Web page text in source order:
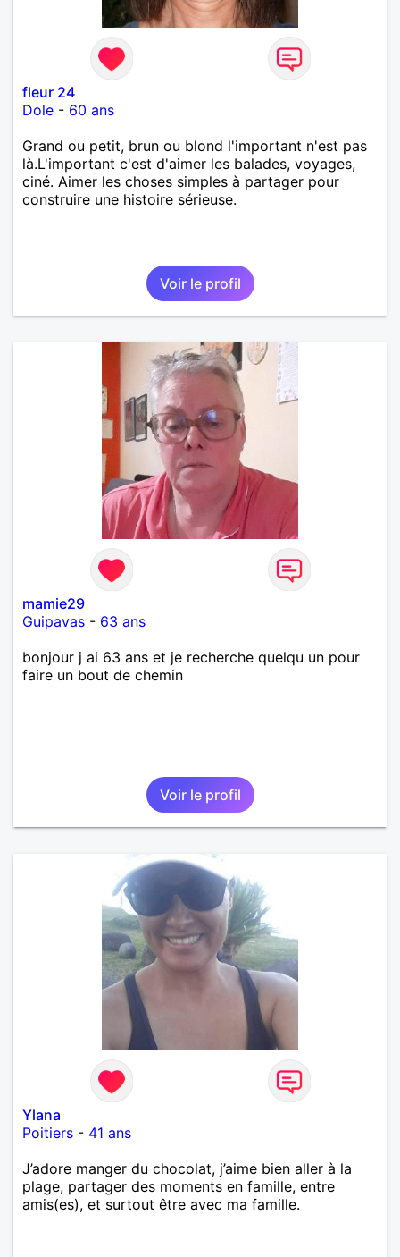
fleur 24
Dole - 60 ans
Grand ou petit, brun ou blond l'important n'est pas
là.L'important c'est d'aimer les balades, voyages,
ciné. Aimer les choses simples à partager pour
construire une histoire sérieuse.
Voir le profil
mamie29
Guipavas - 63 ans
bonjour j ai 63 ans et je recherche quelqu un pour
faire un bout de chemin
Voir le profil
Ylana
Poitiers - 41 ans
J’adore manger du chocolat, j’aime bien aller à la
plage, partager des moments en famille, entre
amis(es), et surtout être avec ma famille.